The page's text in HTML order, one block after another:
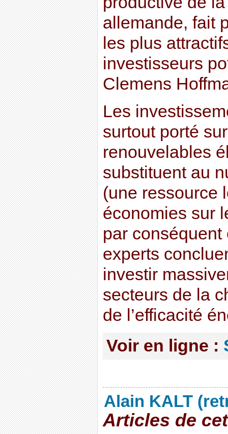
allemande, fait
les plus
investisseurs
Clemens
Les
surtout porté
renouvelables
substituent au
(une ressource
économies sur
par
experts
investir
secteurs de la
de l’efficacité
Voir en ligne :
Alain KALT
Articles de